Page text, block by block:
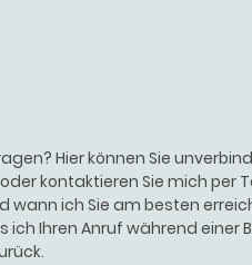
Hier können Sie
kontaktieren Sie mich per
wann ich Sie am besten
Ihren Anruf während